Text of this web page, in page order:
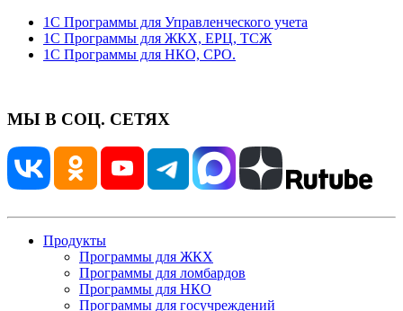
1С Программы для Управленческого учета
1С Программы для ЖКХ, ЕРЦ, ТСЖ
1С Программы для НКО, СРО.
МЫ В СОЦ. СЕТЯХ
Продукты
Программы для ЖКХ
Программы для ломбардов
Программы для НКО
Программы для госучреждений